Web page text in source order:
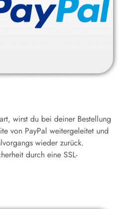
wirst du bei deiner Bestellung
von PayPal weitergeleitet und
wieder zurück.
durch eine SSL-